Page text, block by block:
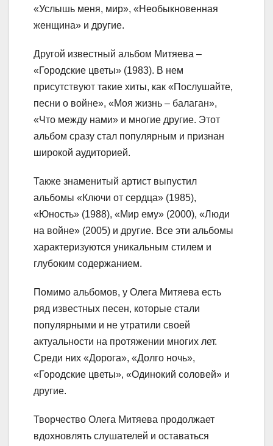
«Услышь меня, мир», «Необыкновенная
женщина» и другие.
Другой известный альбом Митяева –
«Городские цветы» (1983). В нем
присутствуют такие хиты, как «Послушайте,
песни о войне», «Моя жизнь – балаган»,
«Что между нами» и многие другие. Этот
альбом сразу стал популярным и признан
широкой аудиторией.
Также знаменитый артист выпустил
альбомы «Ключи от сердца» (1985),
«Юность» (1988), «Мир ему» (2000), «Люди
на войне» (2005) и другие. Все эти альбомы
характеризуются уникальным стилем и
глубоким содержанием.
Помимо альбомов, у Олега Митяева есть
ряд известных песен, которые стали
популярными и не утратили своей
актуальности на протяжении многих лет.
Среди них «Дорога», «Долго ночь»,
«Городские цветы», «Одинокий соловей» и
другие.
Творчество Олега Митяева продолжает
вдохновлять слушателей и оставаться